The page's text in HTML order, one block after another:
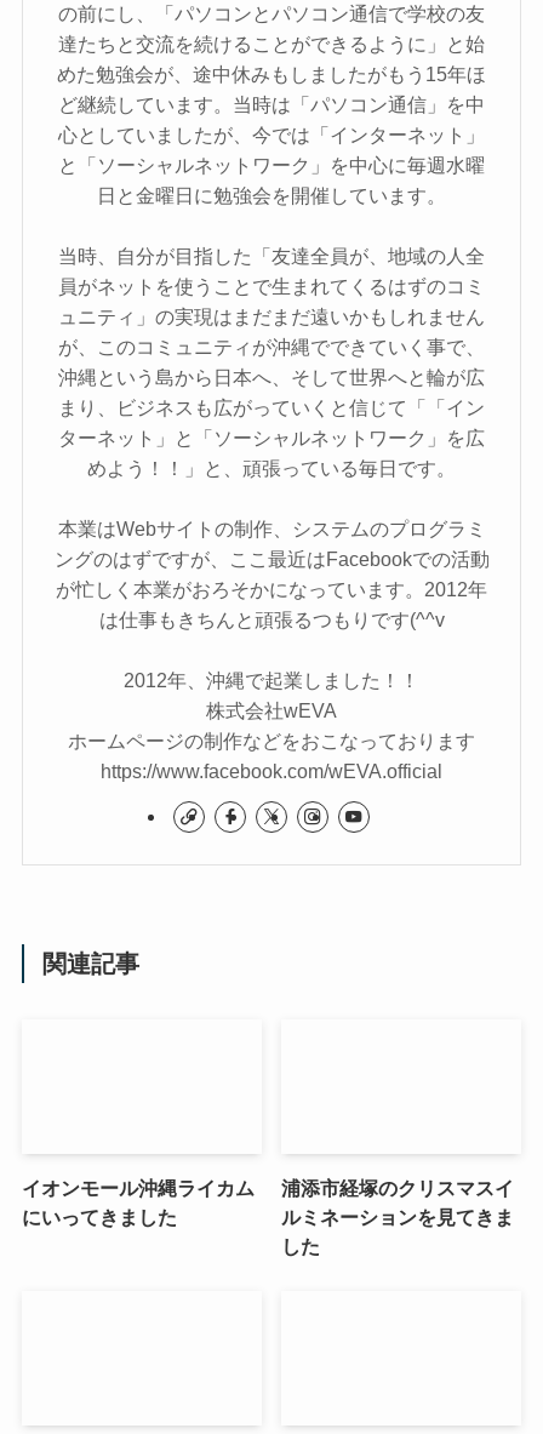
の前にし、「パソコンとパソコン通信で学校の友
達たちと交流を続けることができるように」と始
めた勉強会が、途中休みもしましたがもう15年ほ
ど継続しています。当時は「パソコン通信」を中
心としていましたが、今では「インターネット」
と「ソーシャルネットワーク」を中心に毎週水曜
日と金曜日に勉強会を開催しています。
当時、自分が目指した「友達全員が、地域の人全
員がネットを使うことで生まれてくるはずのコミ
ュニティ」の実現はまだまだ遠いかもしれません
が、このコミュニティが沖縄でできていく事で、
沖縄という島から日本へ、そして世界へと輪が広
まり、ビジネスも広がっていくと信じて「「イン
ターネット」と「ソーシャルネットワーク」を広
めよう！！」と、頑張っている毎日です。
本業はWebサイトの制作、システムのプログラミ
ングのはずですが、ここ最近はFacebookでの活動
が忙しく本業がおろそかになっています。2012年
は仕事もきちんと頑張るつもりです(^^v
2012年、沖縄で起業しました！！
株式会社wEVA
ホームページの制作などをおこなっております
https://www.facebook.com/wEVA.official
関連記事
イオンモール沖縄ライカム
にいってきました
浦添市経塚のクリスマスイ
ルミネーションを見てきま
した